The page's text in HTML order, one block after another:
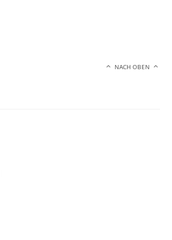
NACH OBEN